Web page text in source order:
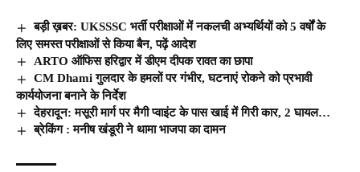
बड़ी ख़बर: UKSSSC भर्ती परीक्षाओं में नकलची अभ्यर्थियों को 5 वर्षों के
लिए समस्त परीक्षाओं से किया बैन, पढ़ें आदेश
ARTO ऑफिस हरिद्वार में डीएम दीपक रावत का छापा
CM Dhami गुलदार के हमलों पर गंभीर, घटनाएं रोकने को प्रभावी
कार्ययोजना बनाने के निर्देश
देहरादून: मसूरी मार्ग पर मैगी प्वाइंट के पास खाई में गिरी कार, 2 घायल…
ब्रेकिंग : मनीष खंडूरी ने थामा भाजपा का दामन